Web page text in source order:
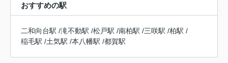
おすすめの駅
二和向台駅 /滝不動駅 /松戸駅 /南柏駅 /三咲駅 /柏駅 /
稲毛駅 /土気駅 /本八幡駅 /都賀駅